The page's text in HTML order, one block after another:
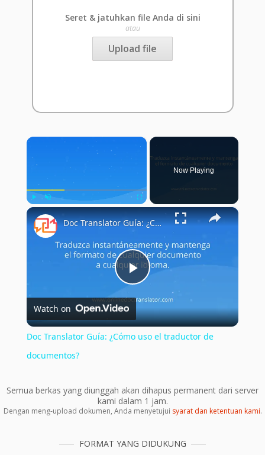
Seret & jatuhkan file Anda di sini
atau
Upload file
×
Play Unmute Fullscreen
Now Playing
×
Play
Video
Doc Translator Guía: ¿Cómo uso el traductor de documentos?
Watch on
Doc Translator Guía: ¿Cómo uso el traductor de
documentos?
Semua berkas yang diunggah akan dihapus permanent dari server
kami dalam 1 jam.
Dengan meng-upload dokumen, Anda menyetujui syarat dan ketentuan kami.
FORMAT YANG DIDUKUNG